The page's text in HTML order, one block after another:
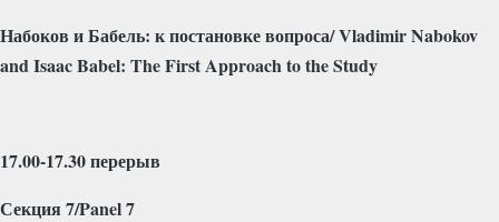
Набоков иБабель: кпостановкевопроса/ Vladimir Nabokov
and Isaac Babel: The First Approach to the Study
17.00-17.30перерыв
Секция7/Panel 7